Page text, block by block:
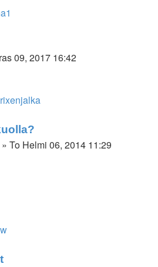
09, 2017 16:42
» To Helmi 06, 2014 11:29